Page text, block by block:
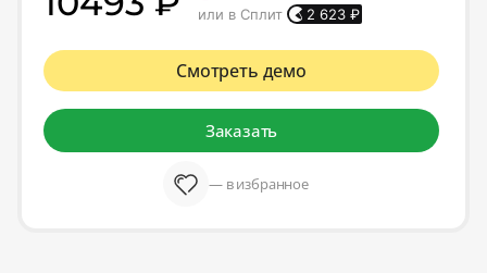
или в Сплит
2 623 ₽
Смотреть демо
Заказать
— в избранное